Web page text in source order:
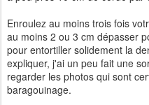
Enroulez au moins trois fois
au moins 2 ou 3 cm dépasser
pour entortiller solidement la
expliquer, j'ai un peu fait une
regarder les photos qui sont
baragouinage.